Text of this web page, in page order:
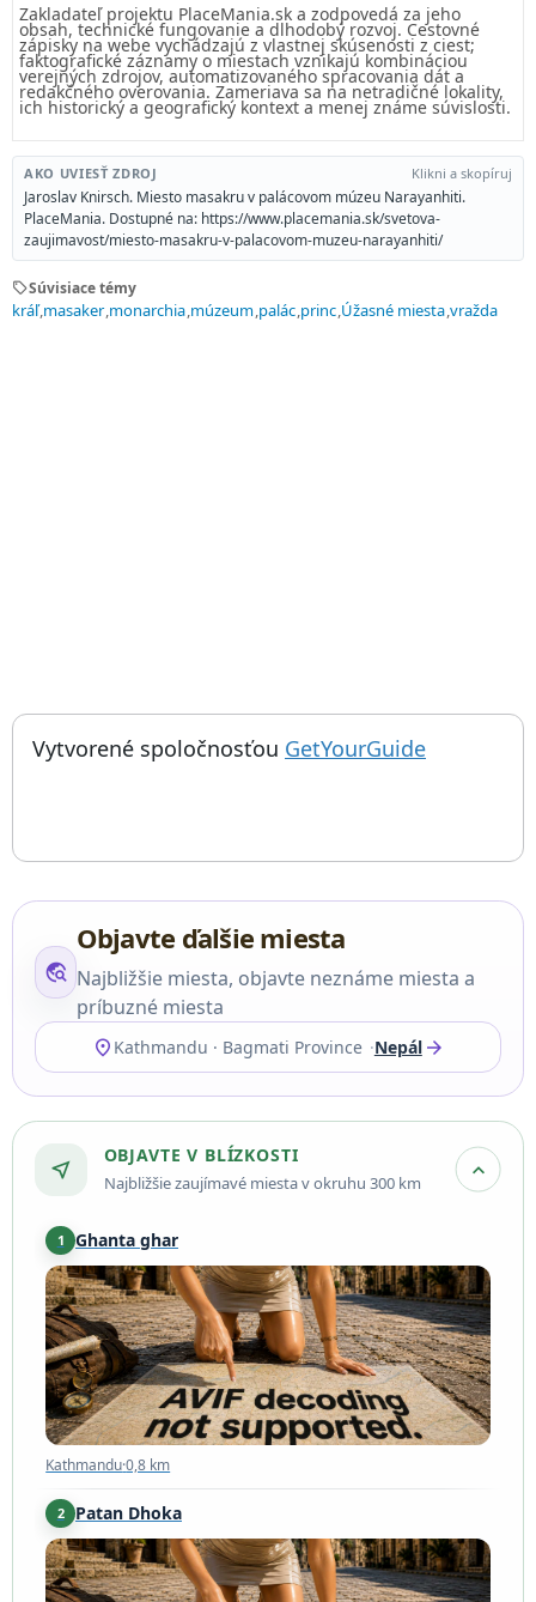
Zakladateľ projektu PlaceMania.sk a zodpovedá za jeho
obsah, technické fungovanie a dlhodobý rozvoj. Cestovné
zápisky na webe vychádzajú z vlastnej skúsenosti z ciest;
faktografické záznamy o miestach vznikajú kombináciou
verejných zdrojov, automatizovaného spracovania dát a
redakčného overovania. Zameriava sa na netradičné lokality,
ich historický a geografický kontext a menej známe súvislosti.
AKO UVIESŤ ZDROJ Klikni a skopíruj
Jaroslav Knirsch. Miesto masakru v palácovom múzeu Narayanhiti.
PlaceMania. Dostupné na: https://www.placemania.sk/svetova-
zaujimavost/miesto-masakru-v-palacovom-muzeu-narayanhiti/
sellSúvisiace témy
kráľ masaker monarchia múzeum palác princ Úžasné miesta vražda
Things to do near Miesto masakru v palácovom múzeu
Vytvorené spoločnosťou GetYourGuide; otvorí sa
travel_explore
Objavte ďalšie miesta
Najbližšie miesta, objavte neznáme miesta a
príbuzné miesta
location_on Kathmandu · Bagmati Province Nepál arrow_forward
near_me
OBJAVTE V BLÍZKOSTI
Najbližšie zaujímavé miesta v okruhu 300 km expand_more
1 Ghanta ghar
Kathmandu·0,8 km
Kathmandu·0,8 km
2 Patan Dhoka
Lalitpur·4,1 km